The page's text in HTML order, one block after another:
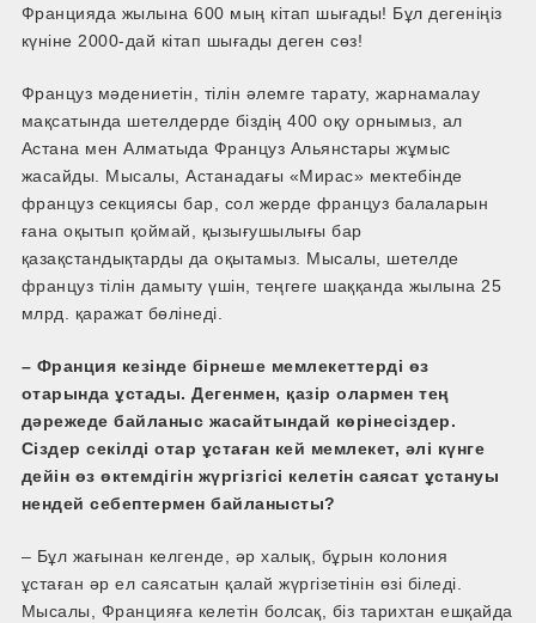
Францияда жылына 600 мың кітап шығады! Бұл дегеніңіз
күніне 2000-дай кітап шығады деген сөз!
Француз мәдениетін, тілін әлемге тарату, жарнамалау
мақсатында шетелдерде біздің 400 оқу орнымыз, ал
Астана мен Алматыда Француз Альянстары жұмыс
жасайды. Мысалы, Астанадағы «Мирас» мектебінде
француз секциясы бар, сол жерде француз балаларын
ғана оқытып қоймай, қызығушылығы бар
қазақстандықтарды да оқытамыз. Мысалы, шетелде
француз тілін дамыту үшін, теңгеге шаққанда жылына 25
млрд. қаражат бөлінеді.
– Франция кезінде бірнеше мемлекеттерді өз
отарында ұстады. Дегенмен, қазір олармен тең
дәрежеде байланыс жасайтындай көрінесіздер.
Сіздер секілді отар ұстаған кей мемлекет, әлі күнге
дейін өз өктемдігін жүргізгісі келетін саясат ұстануы
нендей себептермен байланысты?
– Бұл жағынан келгенде, әр халық, бұрын колония
ұстаған әр ел саясатын қалай жүргізетінін өзі біледі.
Мысалы, Францияға келетін болсақ, біз тарихтан ешқайда